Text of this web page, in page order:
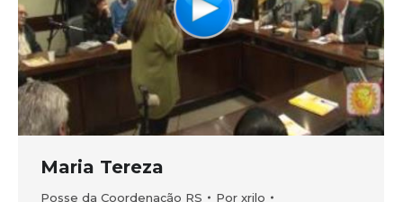
Maria Tereza
Posse da Coordenação RS Por xrilo